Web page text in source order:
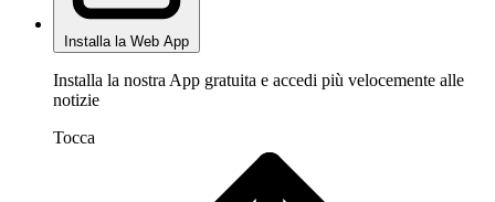
Installa la Web App
Installa la nostra App gratuita e accedi più velocemente alle
notizie
Tocca